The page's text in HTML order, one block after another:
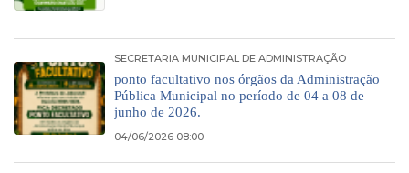
SECRETARIA MUNICIPAL DE ADMINISTRAÇÃO
ponto facultativo nos órgãos da Administração
Pública Municipal no período de 04 a 08 de
junho de 2026.
04/06/2026 08:00